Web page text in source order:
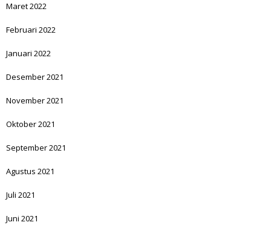
Maret 2022
Februari 2022
Januari 2022
Desember 2021
November 2021
Oktober 2021
September 2021
Agustus 2021
Juli 2021
Juni 2021